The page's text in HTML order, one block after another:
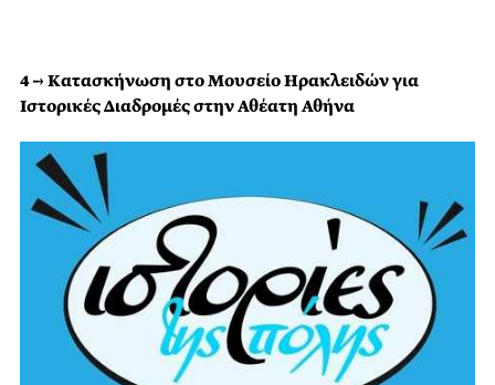
4 → Κατασκήνωση στο Μουσείο Ηρακλειδών για
Ιστορικές Διαδρομές στην Αθέατη Αθήνα